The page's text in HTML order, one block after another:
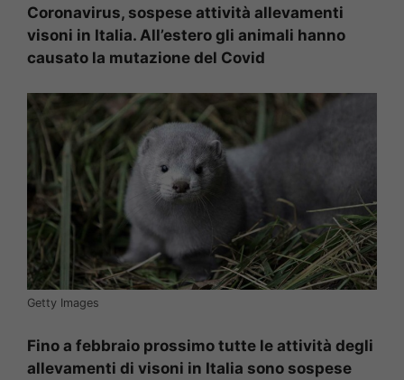
Coronavirus, sospese attività allevamenti
visoni in Italia. All’estero gli animali hanno
causato la mutazione del Covid
Getty Images
Fino a febbraio prossimo tutte le attività degli
allevamenti di visoni in Italia sono sospese